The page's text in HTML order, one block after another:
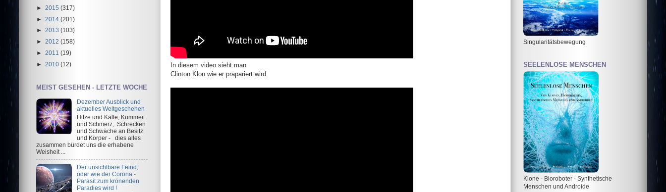
In diesem video sieht man
Clinton Klon wie er präpariert wird.
► 2015 (317)
► 2014 (201)
► 2013 (103)
► 2012 (158)
► 2011 (19)
► 2010 (12)
MEIST GESEHEN - LETZTE WOCHE
Dezember Ausblick und
aktuelles Weltgeschehen
Hitze und Kälte, Kummer
und Schmerz, Schrecken
und Schwäche an Besitz
und Körper - dies alles
zusammen bürdet uns die erhabene
Weisheit ...
Der unsichtbare Feind,
oder wie der Corona -
Parasit zum krönenden
Paradies wird !
Singularitätsbewegung
SEELENLOSE MENSCHEN
Klone - Bioroboter - Synthetische
Menschen und Androide